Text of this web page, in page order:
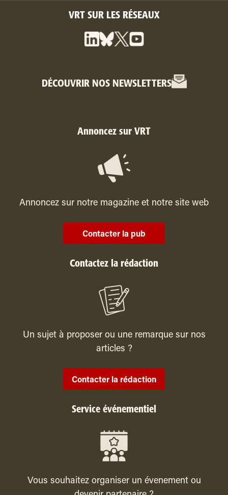
VRT SUR LES RÉSEAUX
DÉCOUVRIR NOS NEWSLETTERS
Annoncez sur VRT
Annoncez sur notre magazine et notre site web
Contacter la pub
Contactez la rédaction
Un sujet à proposer ou une remarque sur nos
articles ?
Contacter la rédaction
Service événementiel
Vous souhaitez organiser un évenement ou